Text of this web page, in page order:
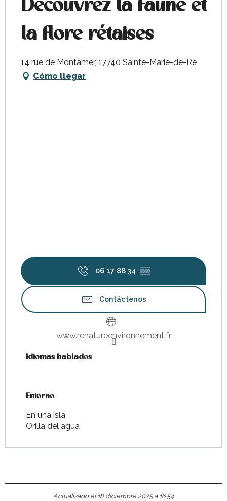
Découvrez la faune et
la flore rétaises
14 rue de Montamer, 17740 Sainte-Marie-de-Ré
Cómo llegar
06 17 88 34 ▒▒
Contáctenos
www.renatureenvironnement.fr
Idiomas hablados
Idiomas hablados
Entorno
Entorno
En una isla
Orilla del agua
Actualizado el 18 diciembre 2025 a 16:54